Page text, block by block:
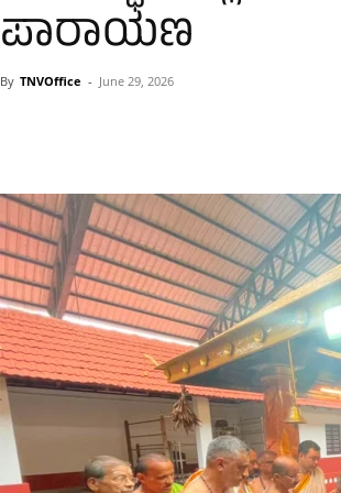
ಪಾರಾಯಣ
By TNVOffice - June 29, 2026